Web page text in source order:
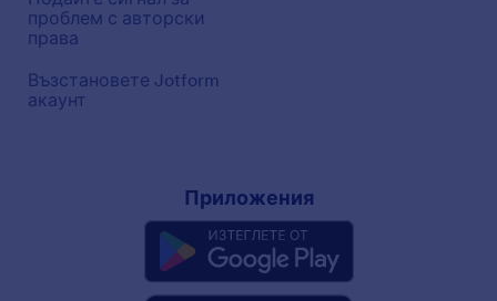
проблем с авторски
права
Възстановете Jotform
акаунт
Приложения